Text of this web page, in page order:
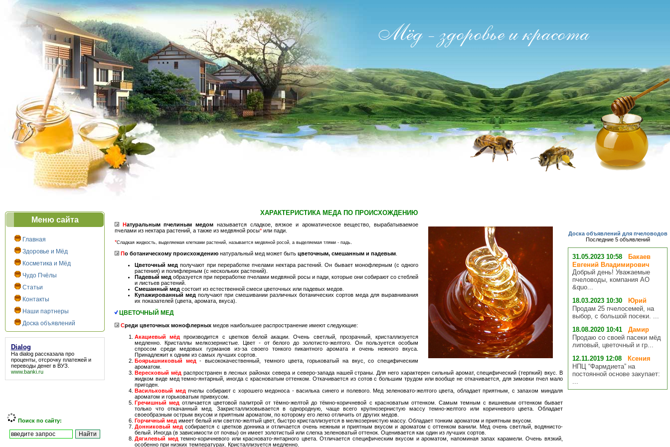
Меню сайта
Главная
Здоровье и Мёд
Косметика и Мёд
Чудо Пчёлы
Статьи
Контакты
Наши партнеры
Доска объявлений
Dialog
На dialogрассказала про
проценты, отсрочку платежей и
переводы денег в ВУЗ.
www.banki.ru
Поиск по сайту:
ХАРАКТЕРИСТИКА МЕДА ПО ПРОИСХОЖДЕНИЮ
Натуральным пчелиным медом называется сладкое, вязкое и ароматическое вещество, вырабатываемое
пчелами из нектара растений, а также из медвяной росы* или пади.
*Сладкая жидкость, выделяемая клетками растений, называется медвяной росой, а выделяемая тлями - падь
По ботаническому происхождению натуральный мед может быть цветочным, смешанным и падевым
Цветочный мед получают при переработке пчелами нектара растений. Он бывает монофлерным (с одного
растения) и полифлерным (с нескольких растений).
Падевый мед образуется при переработке пчелами медвяной росы и пади, которые они собирают со стеблей
и листьев растений.
Смешанный мед состоит из естественной смеси цветочных или падевых медов.
Купажированный мед получают при смешивании различных ботанических сортов меда для выравнивания
их показателей (цвета, аромата, вкуса).
ЦВЕТОЧНЫЙ МЕД
Среди цветочных монофлерных медов наибольшее распространение имеют следующие:
Акациевый мёд
производится с цветков белой акации. Очень светлый, прозрачный, кристаллизуется
медленно. Кристаллы мелкозернистые. Цвет - от белого до золотисто-желтого. Он пользуется особым
спросом среди медовых гурманов из-за своего тонкого пикантного аромата и очень нежного вкуса.
Принадлежит к одним из самых лучших сортов.
Боярышниковый мед - высококачественный, темного цвета, горьковатый на вкус, со специфическим
ароматом.
Вересковый мёд распространен в лесных районах севера и северо-запада нашей страны. Для него характерен сильный аромат, специфический (терпкий) вкус. В
жидком виде мед темно-янтарный, иногда с красноватым оттенком. Откачивается из сотов с большим трудом или вообще не откачивается, для зимовки пчел мало
пригоден.
Васильковый мед пчелы собирают с хорошего медоноса - василька синего и полевого. Мед зеленовато-желтого цвета, обладает приятным, с запахом миндаля
ароматом и горьковатым привкусом.
Гречишный мед отличается цветовой палитрой от тёмно-желтой до тёмно-коричневой с красноватым оттенком. Самым темным с вишневым оттенком бывает
только что откачанный мед. Закристаллизовывается в однородную, чаще всего крупнозернистую массу темно-желтого или коричневого цвета. Обладает
своеобразным острым вкусом и приятным ароматом, по которому его легко отличить от других медов.
Горчичный мед имеет белый или светло-желтый цвет, быстро кристаллизуется в мелкозернистую массу. Обладает тонким ароматом и приятным вкусом.
Донниковый мед собирается с цветков донника и отличается очень нежным и приятным вкусом и ароматом с оттенком ванили. Мед очень светлый, водянисто-
белый. Иногда (в зависимости от почвы) он имеет золотистый или слегка зеленоватый оттенок. Оценивается как один из лучших сортов.
Дягилевый мед темно-коричневого или красновато-янтарного цвета. Отличается специфическим вкусом и ароматом, напоминая запах карамели. Очень вязкий,
особенно при низких температурах. Кристаллизуется медленно.
Доска объявлений для пчеловодов
Последние 5 объявлений
31.05.2023 10:58
Бакаев
Евгений Владимирович
Добрый день! Уважаемые
пчеловоды, компания АО
&quo...
18.03.2023 10:30
Юрий
Продам 25 пчелосемей, на
выбор, с большой посеки. ...
18.08.2020 10:41
Дамир
Продаю со своей пасеки мёд
липовый, цветочный и гр...
12.11.2019 12:08
Ксения
НПЦ “Фармдиета” на
постоянной основе закупает:
...